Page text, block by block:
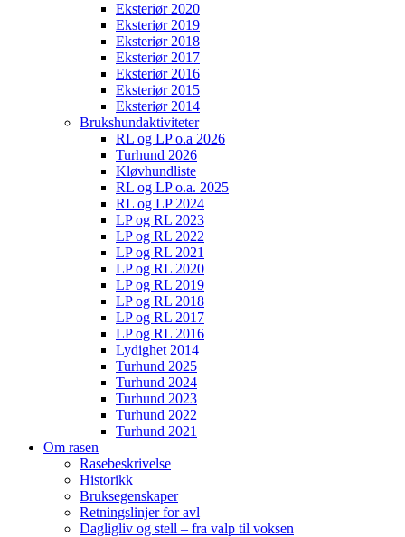
Eksteriør 2020
Eksteriør 2019
Eksteriør 2018
Eksteriør 2017
Eksteriør 2016
Eksteriør 2015
Eksteriør 2014
Brukshundaktiviteter
RL og LP o.a 2026
Turhund 2026
Kløvhundliste
RL og LP o.a. 2025
RL og LP 2024
LP og RL 2023
LP og RL 2022
LP og RL 2021
LP og RL 2020
LP og RL 2019
LP og RL 2018
LP og RL 2017
LP og RL 2016
Lydighet 2014
Turhund 2025
Turhund 2024
Turhund 2023
Turhund 2022
Turhund 2021
Om rasen
Rasebeskrivelse
Historikk
Bruksegenskaper
Retningslinjer for avl
Dagligliv og stell – fra valp til voksen